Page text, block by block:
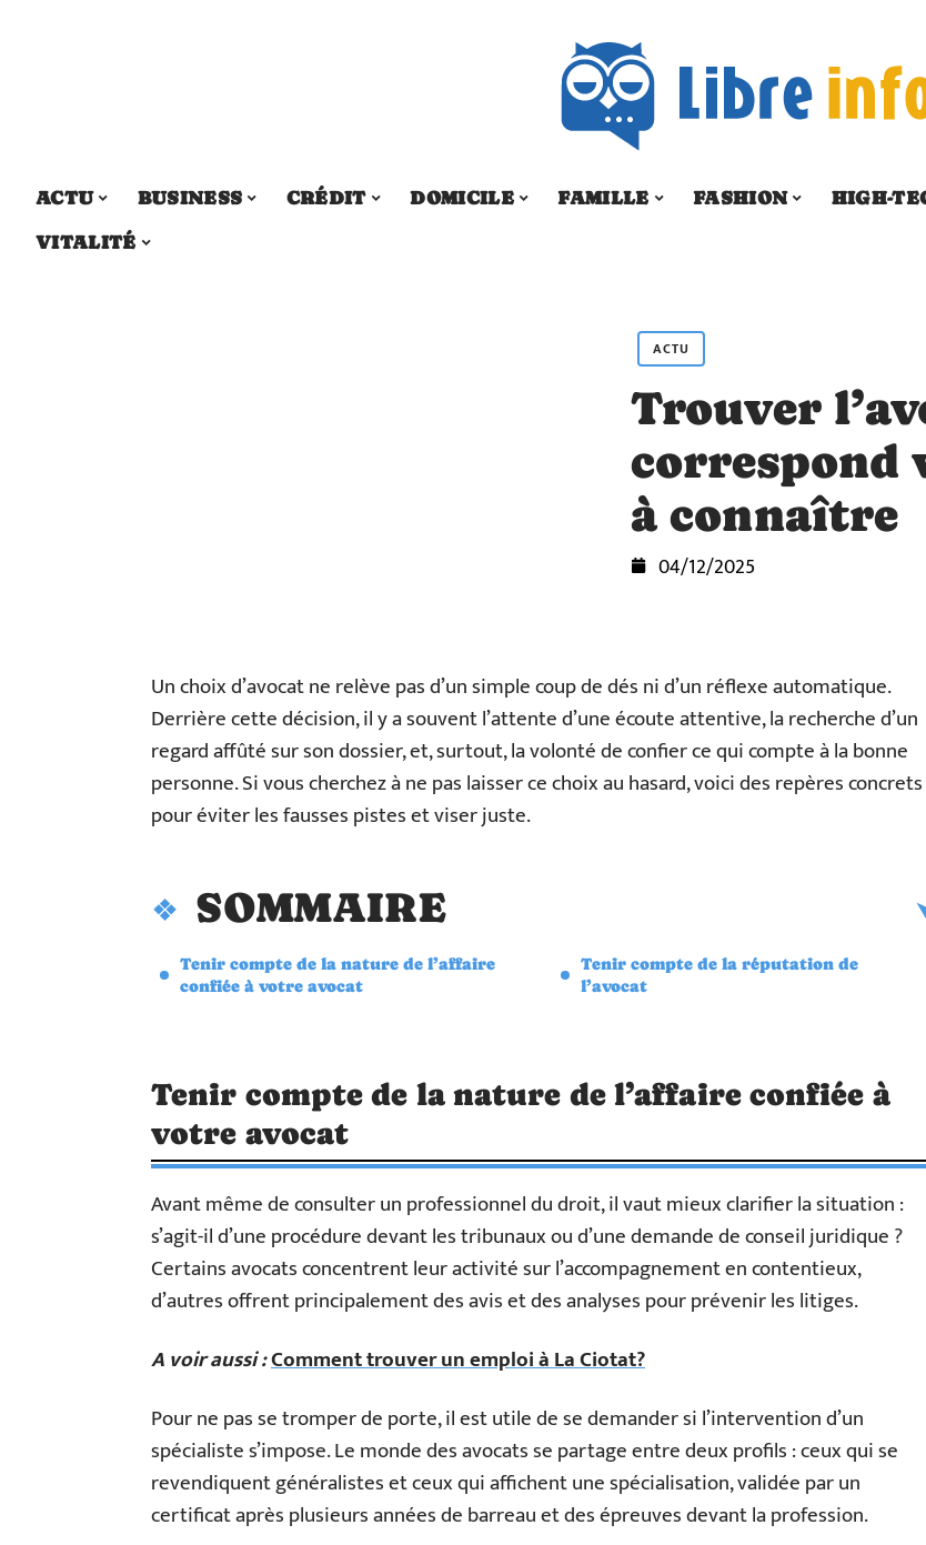
ACTU BUSINESS CRÉDIT DOMICILE FAMILLE FASHION HIGH-
VITALITÉ
ACTU
Trouver
correspond
à connaître
04/12/2025
Un choix d’avocat ne relève pas d’un simple coup de dés ni d’un réflexe automatique.
Derrière cette décision, il y a souvent l’attente d’une écoute attentive, la recherche d’un
regard affûté sur son dossier, et, surtout, la volonté de confier ce qui compte à la bonne
personne. Si vous cherchez à ne pas laisser ce choix au hasard, voici des repères concrets
pour éviter les fausses pistes et viser juste.
SOMMAIRE
Tenir compte de la nature de l’affaire
confiée à votre avocat
Tenir compte de la réputation de
l’avocat
Tenir compte de la nature de l’affaire confiée à
votre avocat
Avant même de consulter un professionnel du droit, il vaut mieux clarifier la situation :
s’agit-il d’une procédure devant les tribunaux ou d’une demande de conseil juridique ?
Certains avocats concentrent leur activité sur l’accompagnement en contentieux,
d’autres offrent principalement des avis et des analyses pour prévenir les litiges.
A voir aussi :Comment trouver un emploi à La Ciotat?
Pour ne pas se tromper de porte, il est utile de se demander si l’intervention d’un
spécialiste s’impose. Le monde des avocats se partage entre deux profils : ceux qui se
revendiquent généralistes et ceux qui affichent une spécialisation, validée par un
certificat après plusieurs années de barreau et des épreuves devant la profession.